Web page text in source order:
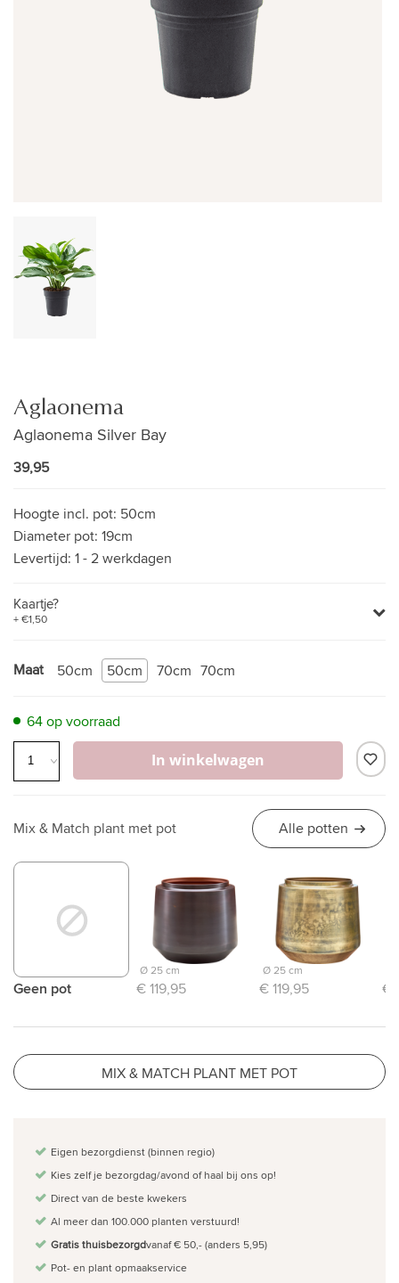
Aglaonema
Aglaonema Silver Bay
39,95
Hoogte incl. pot: 50cm
Diameter pot: 19cm
Levertijd: 1 - 2 werkdagen
Kaartje?
+ €1,50
Maat 50cm 70cm
50cm 70cm
64 op voorraad
In winkelwagen
Mix & Match plant met pot Alle potten
Geen pot € 119,95
Ø 25 cm
€ 119,95
Ø 25 cm
€
MIX & MATCH PLANT MET POT
Eigen bezorgdienst (binnen regio)
Kies zelf je bezorgdag/avond of haal bij ons op!
Direct van de beste kwekers
Al meer dan 100.000 planten verstuurd!
Gratis thuisbezorgdvanaf € 50,- (anders 5,95)
Pot- en plant opmaakservice